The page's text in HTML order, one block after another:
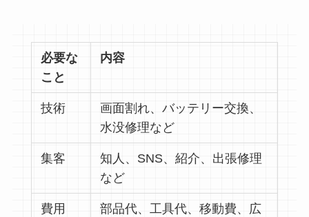
必要な
こと
内容
技術
画面割れ、バッテリー交換、
水没修理など
集客
知人、SNS、紹介、出張修理
など
費用
部品代、工具代、移動費、広